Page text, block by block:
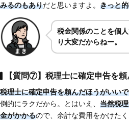
みるのもありだと思いますよ。 きっと
税金関係のことを個
り大変だからねー。
【質問⑦】税理士に確定申告を頼
税理士に確定申告を頼んだほうがいい
倒的にラクだから。とはいえ、 当然税
金がかかるので、余計な費用をかけたく